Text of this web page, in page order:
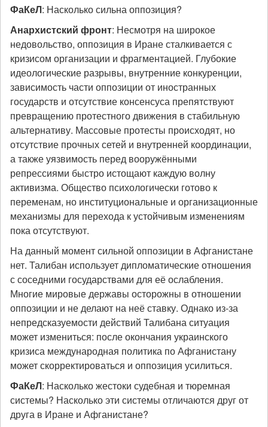
ФаКеЛ: Насколько сильна оппозиция?
Анархистский фронт: Несмотря на широкое
недовольство, оппозиция в Иране сталкивается с
кризисом организации и фрагментацией. Глубокие
идеологические разрывы, внутренние конкуренции,
зависимость части оппозиции от иностранных
государств и отсутствие консенсуса препятствуют
превращению протестного движения в стабильную
альтернативу. Массовые протесты происходят, но
отсутствие прочных сетей и внутренней координации,
а также уязвимость перед вооружёнными
репрессиями быстро истощают каждую волну
активизма. Общество психологически готово к
переменам, но институциональные и организационные
механизмы для перехода к устойчивым изменениям
пока отсутствуют.
На данный момент сильной оппозиции в Афганистане
нет. Талибан использует дипломатические отношения
с соседними государствами для её ослабления.
Многие мировые державы осторожны в отношении
оппозиции и не делают на неё ставку. Однако из-за
непредсказуемости действий Талибана ситуация
может измениться: после окончания украинского
кризиса международная политика по Афганистану
может скорректироваться и оппозиция усилиться.
ФаКеЛ: Насколько жестоки судебная и тюремная
системы? Насколько эти системы отличаются друг от
друга в Иране и Афганистане?